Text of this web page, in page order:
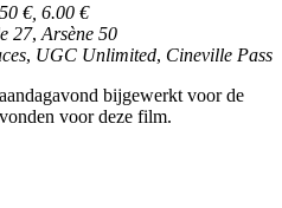
€, 6.00 €
27, Arsène 50
, UGC Unlimited, Cineville Pass
bijgewerkt voor de
voor deze film.